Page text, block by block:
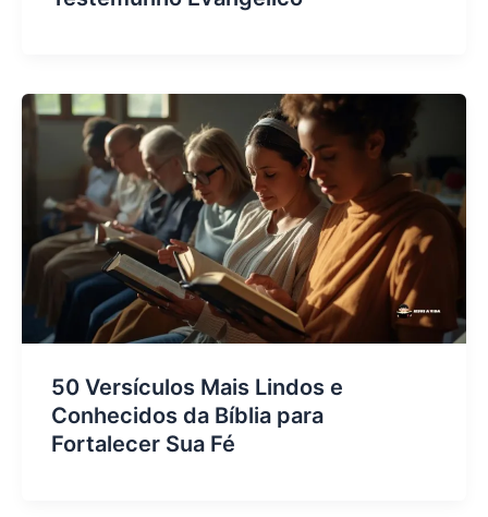
50 Versículos Mais Lindos e
Conhecidos da Bíblia para
Fortalecer Sua Fé